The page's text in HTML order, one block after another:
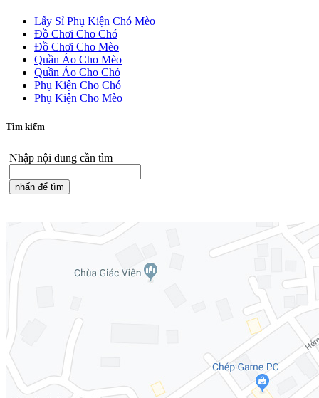
Lấy Sỉ Phụ Kiện Chó Mèo
Đồ Chơi Cho Chó
Đồ Chơi Cho Mèo
Quần Áo Cho Mèo
Quần Áo Cho Chó
Phụ Kiện Cho Chó
Phụ Kiện Cho Mèo
Tìm kiếm
Nhập nội dung cần tìm